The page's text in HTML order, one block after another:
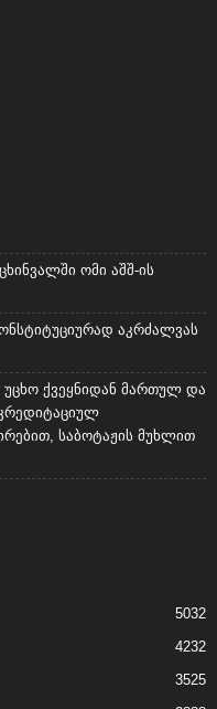
ომი აშშ-ის
აკრძალვას
უცხო ქვეყნიდან მართულ და
საბოტაჟის მუხლით
5032
4232
3525